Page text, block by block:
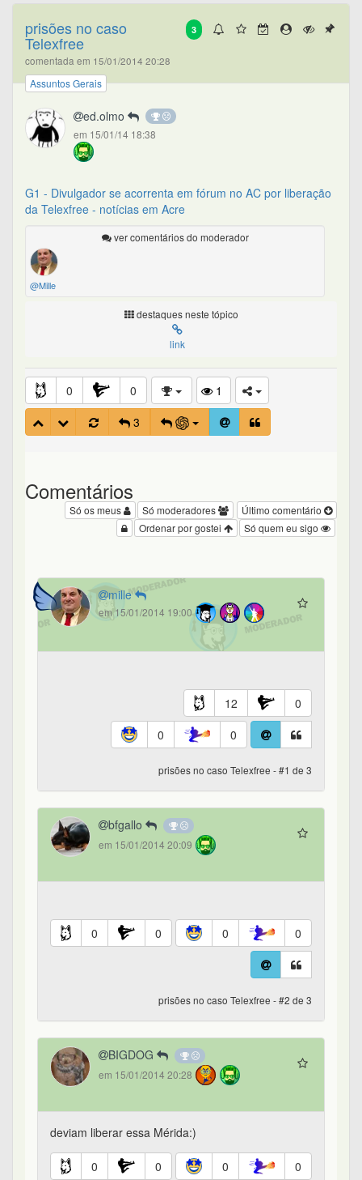
3
prisões no caso
Telexfree
comentada em 15/01/2014 20:28
Assuntos Gerais
ed.olmo
em 15/01/14 18:38
G1 - Divulgador se acorrenta em fórum no AC por liberação
da Telexfree - notícias em Acre
ver comentários do moderador
@Mille
destaques neste tópico
link
0 0
1
3
Comentários
Último comentário
Só moderadores
Só os meus
Só quem eu sigo
Ordenar por gostei
mille
em 15/01/2014 19:00
12
0
0
0
prisões no caso Telexfree - #1 de 3
bfgallo
em 15/01/2014 20:09
0 0 0 0
prisões no caso Telexfree - #2 de 3
BIGDOG
em 15/01/2014 20:28
deviam liberar essa Mérida:)
0 0 0 0